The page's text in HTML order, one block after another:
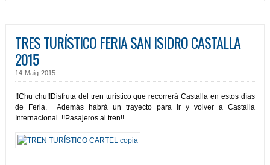
TRES TURÍSTICO FERIA SAN ISIDRO CASTALLA
2015
14-Maig-2015
!!Chu chu!!Disfruta del tren turístico que recorrerá Castalla en estos días
de Feria. Además habrá un trayecto para ir y volver a Castalla
Internacional. !!Pasajeros al tren!!